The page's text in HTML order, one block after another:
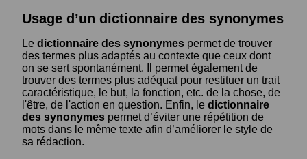
Usage d’un dictionnaire des synonymes
Le dictionnaire des synonymes permet de trouver
des termes plus adaptés au contexte que ceux dont
on se sert spontanément. Il permet également de
trouver des termes plus adéquat pour restituer un trait
caractéristique, le but, la fonction, etc. de la chose, de
l'être, de l'action en question. Enfin, le dictionnaire
des synonymes permet d’éviter une répétition de
mots dans le même texte afin d’améliorer le style de
sa rédaction.